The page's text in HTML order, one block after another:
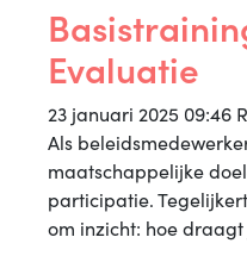
Evaluatie
23 januari 2025 09:46
Als
maatschappelijke
participatie.
om inzicht: hoe